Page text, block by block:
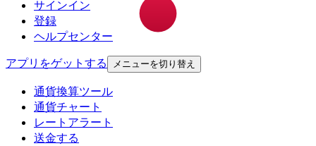
サインイン
登録
ヘルプセンター
アプリをゲットする
メニューを切り替え
通貨換算ツール
通貨チャート
レートアラート
送金する